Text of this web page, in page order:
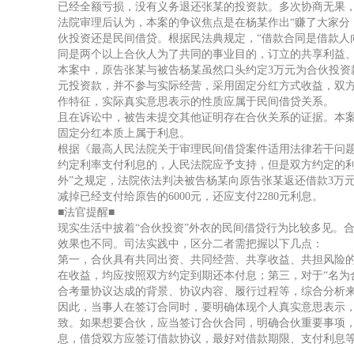
已经全额亏损，没有义务退还张某的投资款。多次协商无果
法院审理后认为，本案的争议焦点是在杨某作出“赚了大家
伙投资还是民间借贷。根据民法典规定，“借款合同是借款
同是两个以上合伙人为了共同的事业目的，订立的共享利益
本案中，原告张某与被告杨某虽然口头约定3万元为合伙投
元投资款，并不参与实际经营，采用固定分红方式收益，
作特征，实际真实意思表示的性质应属于民间借贷关系。
且在诉讼中，被告未提交其他证明存在合伙关系的证据。
固定分红本质上属于利息。
根据《最高人民法院关于审理民间借贷案件适用法律若干问
约定利率支付利息的，人民法院应予支持，但是双方约定的
外”之规定，法院依法判决被告杨某向原告张某返还借款3万
减掉已经支付给原告的6000元，还应支付2280元利息。
■法官提醒■
现实生活中披着“合伙投资”外衣的民间借贷行为比较多见。
效果也不同。司法实践中，区分二者需把握以下几点：
第一，合伙具有共同出资、共同经营、共享收益、共担风险
在收益，均应按照双方约定到期还本付息；第三，对于“名
合考量协议达成的背景、协议内容、履行过程等，综合分析
因此，当事人在签订合同时，要明确体现个人真实意思表
致。如果想要合伙，应当签订合伙合同，明确合伙重要事项
息，借贷双方应签订借款协议，最好对借款期限、支付利息